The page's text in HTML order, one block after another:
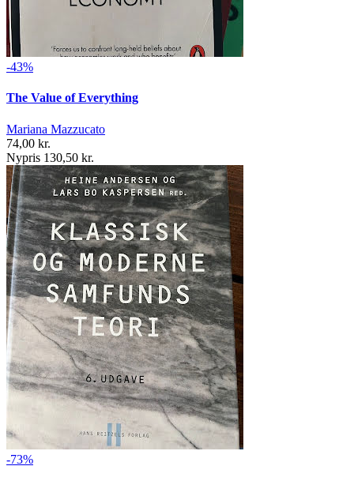
-43%
The Value of Everything
Mariana Mazzucato
74,00 kr.
Nypris 130,50 kr.
-73%